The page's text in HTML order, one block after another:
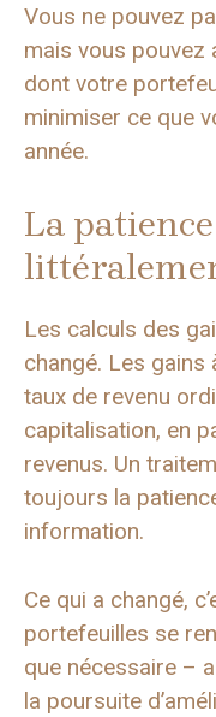
Vous ne pouvez
mais vous pouvez
dont votre
minimiser ce que
année.
La
Les calculs des
changé. Les
taux de revenu
capitalisation, en
revenus. Un
toujours la
information.
Ce qui a changé,
portefeuilles se
que nécessaire –
la poursuite